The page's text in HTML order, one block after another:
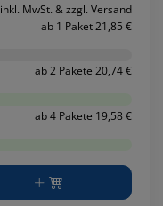
inkl. MwSt. & zzgl. Versand
ab 1 Paket 21,85 €
ab 2 Pakete 20,74 €
ab 4 Pakete 19,58 €